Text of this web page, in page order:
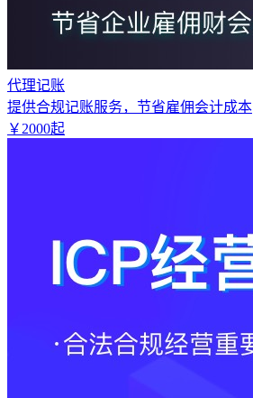
代理记账
提供合规记账服务，节省雇佣会计成本
￥ 2000起